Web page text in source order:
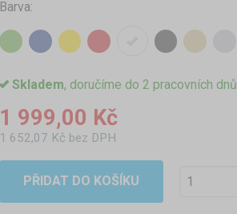
Barva:
Skladem, doručíme do 2 pracovních dnů
1 999,00 Kč
1 652,07 Kč bez DPH
PŘIDAT DO KOŠÍKU